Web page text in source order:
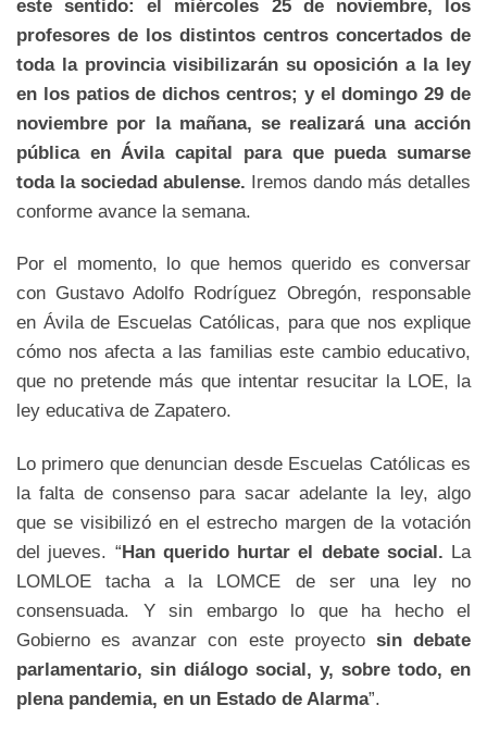
este sentido: el miércoles 25 de noviembre, los
profesores de los distintos centros concertados de
toda la provincia visibilizarán su oposición a la ley
en los patios de dichos centros; y el domingo 29 de
noviembre por la mañana, se realizará una acción
pública en Ávila capital para que pueda sumarse
toda la sociedad abulense. Iremos dando más detalles
conforme avance la semana.
Por el momento, lo que hemos querido es conversar
con Gustavo Adolfo Rodríguez Obregón, responsable
en Ávila de Escuelas Católicas, para que nos explique
cómo nos afecta a las familias este cambio educativo,
que no pretende más que intentar resucitar la LOE, la
ley educativa de Zapatero.
Lo primero que denuncian desde Escuelas Católicas es
la falta de consenso para sacar adelante la ley, algo
que se visibilizó en el estrecho margen de la votación
del jueves. “Han querido hurtar el debate social. La
LOMLOE tacha a la LOMCE de ser una ley no
consensuada. Y sin embargo lo que ha hecho el
Gobierno es avanzar con este proyecto sin debate
parlamentario, sin diálogo social, y, sobre todo, en
plena pandemia, en un Estado de Alarma”.